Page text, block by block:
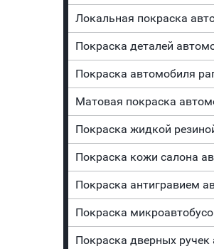
Локальная покраска
Покраска деталей
Покраска автомобиля
Матовая покраска
Покраска жидкой
Покраска кожи салона
Покраска антигравием
Покраска
Покраска дверных ручек